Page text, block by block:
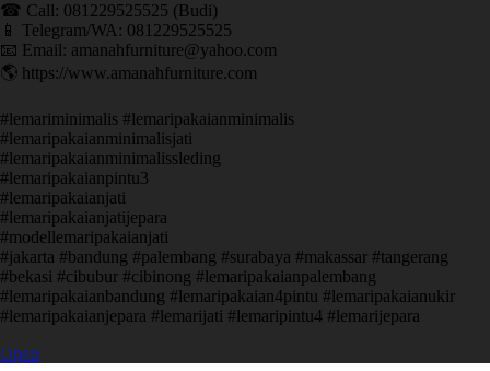
☎ Call: 081229525525 (Budi)
📱 Telegram/WA: 081229525525
📧 Email: amanahfurniture@yahoo.com
🌎 https://www.amanahfurniture.com
#lemariminimalis #lemaripakaianminimalis
#lemaripakaianminimalisjati
#lemaripakaianminimalissleding
#lemaripakaianpintu3
#lemaripakaianjati
#lemaripakaianjatijepara
#modellemaripakaianjati
#jakarta #bandung #palembang #surabaya #makassar #tangerang
#bekasi #cibubur #cibinong #lemaripakaianpalembang
#lemaripakaianbandung #lemaripakaian4pintu #lemaripakaianukir
#lemaripakaianjepara #lemarijati #lemaripintu4 #lemarijepara
Open